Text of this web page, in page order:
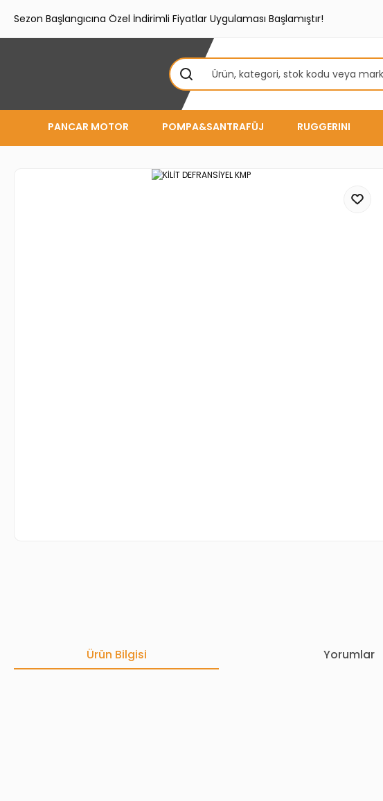
Sezon Başlangıcına Özel İndirimli Fiyatlar Uygulaması Başlamıştır!
PANCAR MOTOR POMPA&SANTRAFÜJ RUGGERINI
Ürün Bilgisi Yorumlar